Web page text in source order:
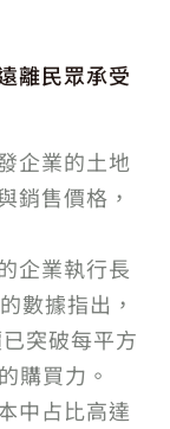
離民眾承受
企業的土地
銷售價格，
企業執行長
數據指出，
突破每平方
購買力。
中占比高達